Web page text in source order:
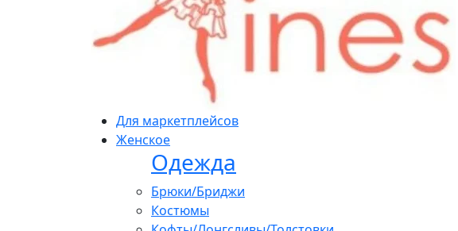
Для маркетплейсов
Женское
Одежда
Брюки/Бриджи
Костюмы